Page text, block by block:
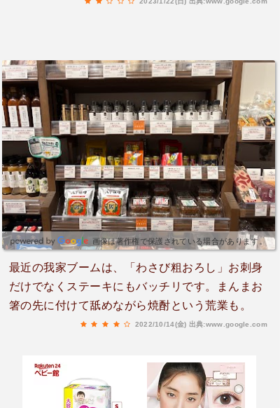
画像は著作権で保護されている場合があります。
最近の我家ブームは、「わさび粗おろし」お刺身
だけでなくステーキにもバッチリです。まんまお
箸の先に付けて舐めながら焼酎という荒業も。
2022/10/14(金) 出典:www.google.com